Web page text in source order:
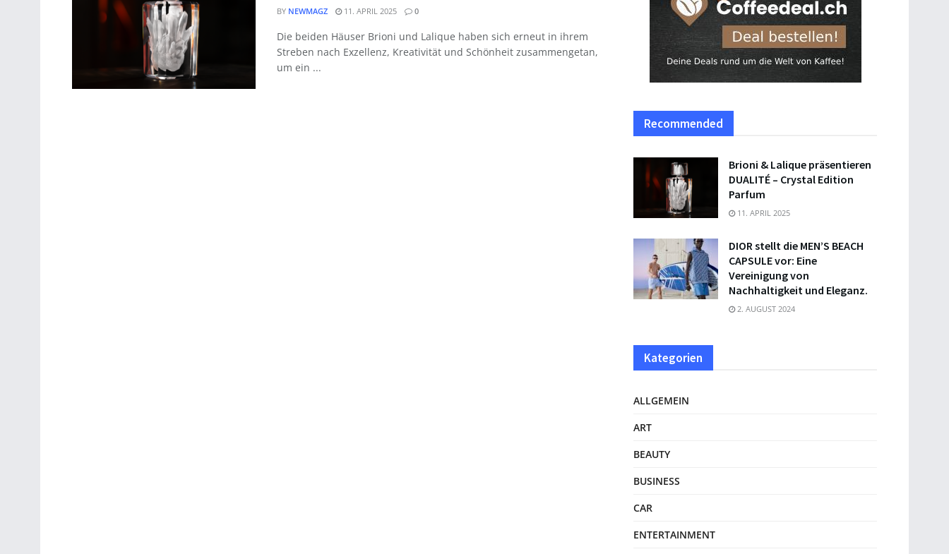
BY NEWMAGZ 11. APRIL 2025 0
Die beiden Häuser Brioni und Lalique haben sich erneut in ihrem
Streben nach Exzellenz, Kreativität und Schönheit zusammengetan,
um ein ...
Recommended
Brioni & Lalique präsentieren
DUALITÉ – Crystal Edition
Parfum
11. APRIL 2025
DIOR stellt die MEN’S BEACH
CAPSULE vor: Eine
Vereinigung von
Nachhaltigkeit und Eleganz.
2. AUGUST 2024
Kategorien
ALLGEMEIN
ART
BEAUTY
BUSINESS
CAR
ENTERTAINMENT